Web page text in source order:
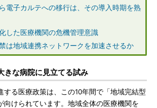
電子カルテへの移行は、その導入時期を熟
した医療機関の危機管理意識
は地域連携ネットワークを加速させるか
きな病院に見立てる試み
る医療政策は、この10年間で「地域完結型
向けられています。地域全体の医療機関を